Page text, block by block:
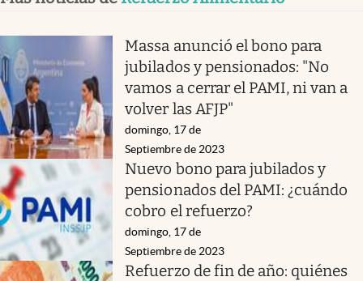
Massa anunció el bono para
jubilados y pensionados: "No
vamos a cerrar el PAMI, ni van a
volver las AFJP"
domingo, 17 de
Septiembre de 2023
Nuevo bono para jubilados y
pensionados del PAMI: ¿cuándo
cobro el refuerzo?
domingo, 17 de
Septiembre de 2023
Refuerzo de fin de año: quiénes